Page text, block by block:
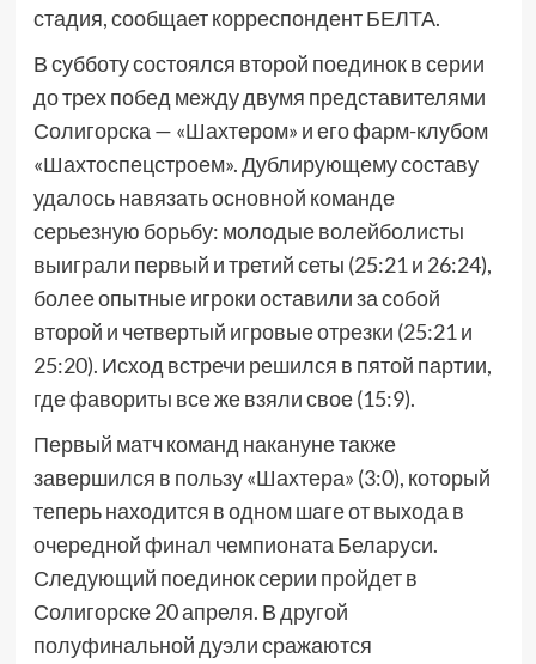
стадия, сообщает корреспондент БЕЛТА.
В субботу состоялся второй поединок в серии
до трех побед между двумя представителями
Солигорска — «Шахтером» и его фарм-клубом
«Шахтоспецстроем». Дублирующему составу
удалось навязать основной команде
серьезную борьбу: молодые волейболисты
выиграли первый и третий сеты (25:21 и 26:24),
более опытные игроки оставили за собой
второй и четвертый игровые отрезки (25:21 и
25:20). Исход встречи решился в пятой партии,
где фавориты все же взяли свое (15:9).
Первый матч команд накануне также
завершился в пользу «Шахтера» (3:0), который
теперь находится в одном шаге от выхода в
очередной финал чемпионата Беларуси.
Следующий поединок серии пройдет в
Солигорске 20 апреля. В другой
полуфинальной дуэли сражаются